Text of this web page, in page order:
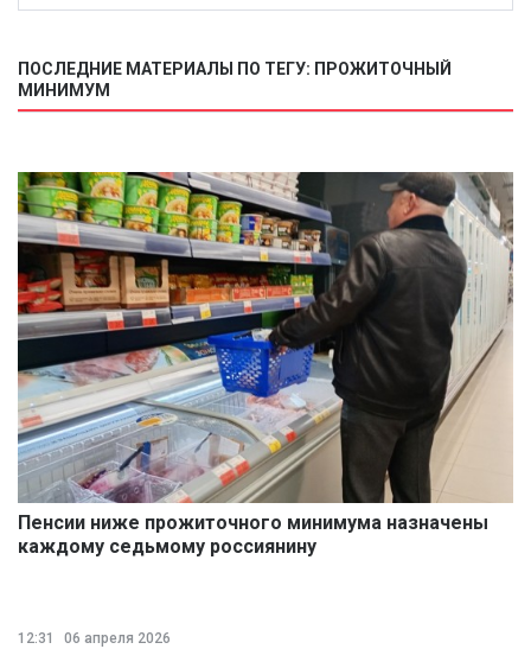
ПОСЛЕДНИЕ МАТЕРИАЛЫ ПО ТЕГУ: ПРОЖИТОЧНЫЙ
МИНИМУМ
Пенсии ниже прожиточного минимума назначены
каждому седьмому россиянину
12:31 06 апреля 2026